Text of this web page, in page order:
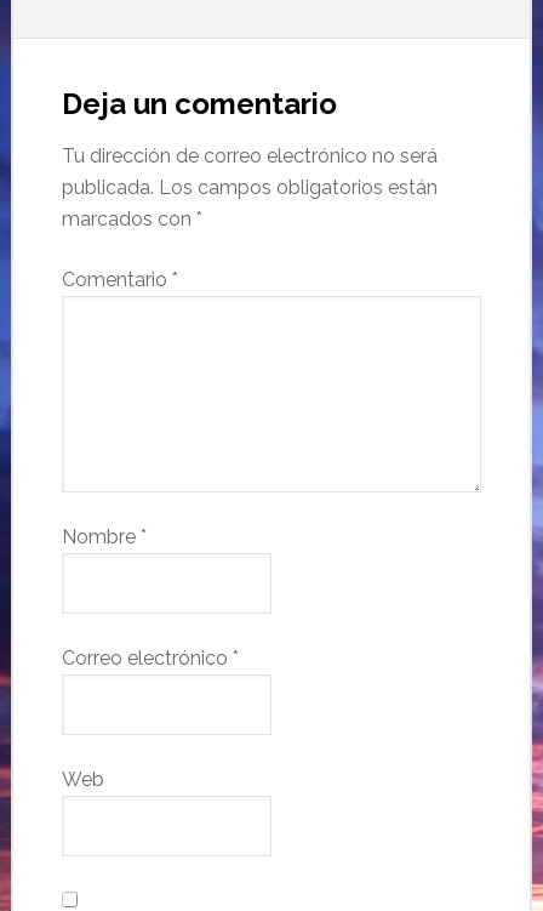
Deja un comentario
Tu dirección de correo electrónico no será
publicada. Los campos obligatorios están
marcados con *
Comentario *
Nombre *
Correo electrónico *
Web